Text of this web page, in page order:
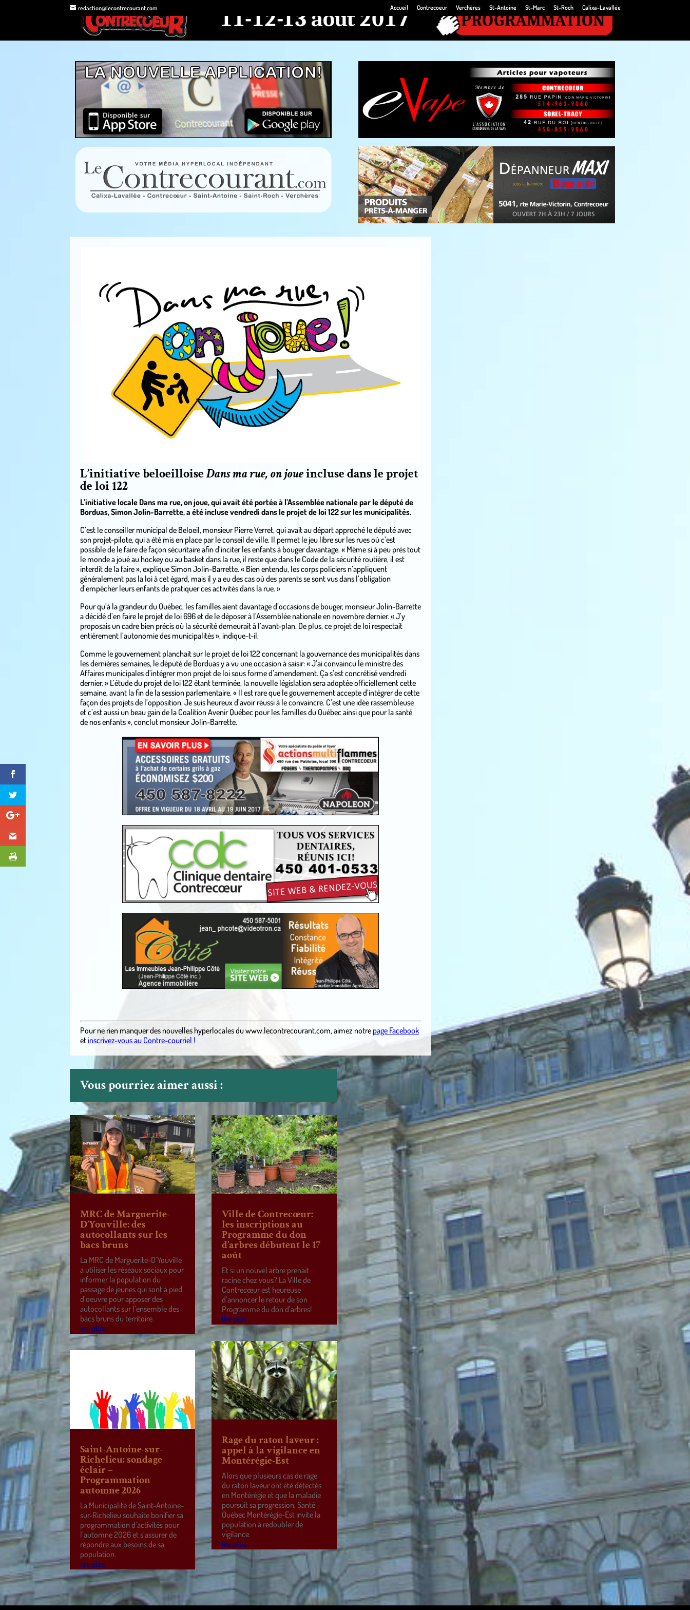
redaction@lecontrecourant.com Accueil Contrecoeur Verchères St-Antoine St-Marc St-Roch Calixa-Lavallée
L’initiative beloeilloiseDans ma rue, on joueincluse dans le projet
de loi 122
L’initiative locale Dans ma rue, on joue, qui avait été portée à l’Assemblée nationale par le député de
Borduas, Simon Jolin-Barrette, a été incluse vendredi dans le projet de loi 122 sur les municipalités.
C’est le conseiller municipal de Beloeil, monsieur Pierre Verret, qui avait au départ approché le député avec
son projet-pilote, qui a été mis en place par le conseil de ville. Il permet le jeu libre sur les rues où c’est
possible de le faire de façon sécuritaire afin d’inciter les enfants à bouger davantage. « Même si à peu près tout
le monde a joué au hockey ou au basket dans la rue, il reste que dans le Code de la sécurité routière, il est
interdit de la faire », explique Simon Jolin-Barrette. « Bien entendu, les corps policiers n’appliquent
généralement pas la loi à cet égard, mais il y a eu des cas où des parents se sont vus dans l’obligation
d’empêcher leurs enfants de pratiquer ces activités dans la rue. »
Pour qu’à la grandeur du Québec, les familles aient davantage d’occasions de bouger, monsieur Jolin-Barrette
a décidé d’en faire le projet de loi 696 et de le déposer à l’Assemblée nationale en novembre dernier. « J’y
proposais un cadre bien précis où la sécurité demeurait à l’avant-plan. De plus, ce projet de loi respectait
entièrement l’autonomie des municipalités », indique-t-il.
Comme le gouvernement planchait sur le projet de loi 122 concernant la gouvernance des municipalités dans
les dernières semaines, le député de Borduas y a vu une occasion à saisir: « J’ai convaincu le ministre des
Affaires municipales d’intégrer mon projet de loi sous forme d’amendement. Ça s’est concrétisé vendredi
dernier. » L’étude du projet de loi 122 étant terminée, la nouvelle législation sera adoptée officiellement cette
semaine, avant la fin de la session parlementaire. « Il est rare que le gouvernement accepte d’intégrer de cette
façon des projets de l’opposition. Je suis heureux d’avoir réussi à le convaincre. C’est une idée rassembleuse
et c’est aussi un beau gain de la Coalition Avenir Québec pour les familles du Québec ainsi que pour la santé
de nos enfants », conclut monsieur Jolin-Barrette.
Pour ne rien manquer des nouvelles hyperlocalesduwww.lecontrecourant.com,aimez notre page Facebook
etinscrivez-vous au Contre-courriel !
Vous pourriez aimer aussi :
MRC de Marguerite-
D’Youville: des
autocollants sur les
bacs bruns
La MRC de Marguerite-D’Youville
a utiliser les réseaux sociaux pour
informer la population du
passage de jeunes qui sont à pied
d’oeuvre pour apposer des
autocollants sur l’ensemble des
bacs bruns du territoire.
lire plus
Saint-Antoine-sur-
Richelieu: sondage
éclair –
Programmation
automne 2026
La Municipalité de Saint-Antoine-
sur-Richelieu souhaite bonifier sa
programmation d’activités pour
l’automne 2026 et s’assurer de
répondre aux besoins de sa
population.
lire plus
Ville de Contrecœur:
les inscriptions au
Programme du don
d’arbres débutent le 17
août
Et si un nouvel arbre prenait
racine chez vous? La Ville de
Contrecœur est heureuse
d’annoncer le retour de son
Programme du don d’arbres!
lire plus
Rage du raton laveur :
appel à la vigilance en
Montérégie-Est
Alors que plusieurs cas de rage
du raton laveur ont été détectés
en Montérégie et que la maladie
poursuit sa progression, Santé
Québec Montérégie-Est invite la
population à redoubler de
vigilance.
lire plus